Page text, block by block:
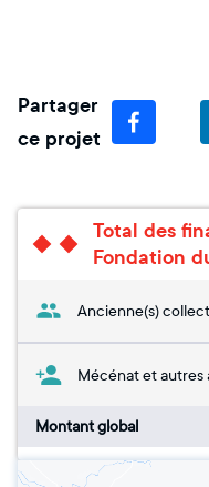
Partager
ce projet
Total des
Fondation
Ancienne(s)
Mécénat et autres
Montant global